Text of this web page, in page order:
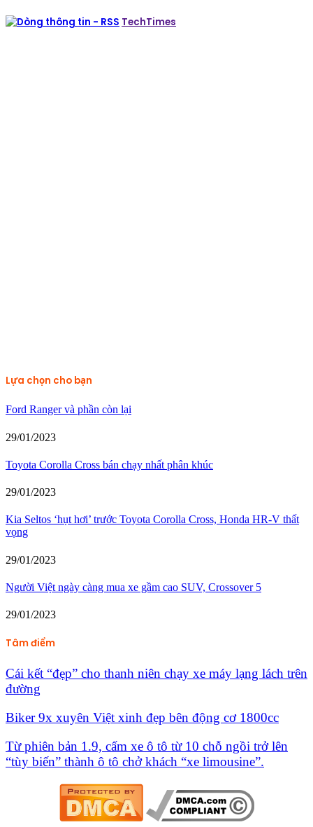
TechTimes
Lựa chọn cho bạn
Ford Ranger và phần còn lại
29/01/2023
Toyota Corolla Cross bán chạy nhất phân khúc
29/01/2023
Kia Seltos ‘hụt hơi’ trước Toyota Corolla Cross, Honda HR-V thất
vọng
29/01/2023
Người Việt ngày càng mua xe gầm cao SUV, Crossover 5
29/01/2023
Tâm điểm
Cái kết “đẹp” cho thanh niên chạy xe máy lạng lách trên
đường
Biker 9x xuyên Việt xinh đẹp bên động cơ 1800cc
Từ phiên bản 1.9, cấm xe ô tô từ 10 chỗ ngồi trở lên
“tùy biến” thành ô tô chở khách “xe limousine”.